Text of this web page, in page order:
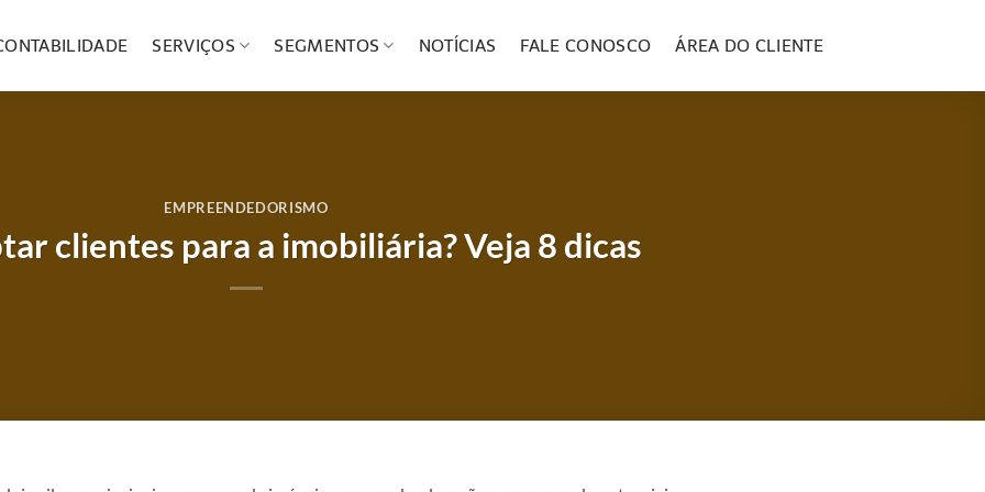
SERVIÇOS SEGMENTOS NOTÍCIAS FALE CONOSCO ÁREA DO CLIENTE
EMPREENDEDORISMO
clientes para a imobiliária? Veja 8 dicas